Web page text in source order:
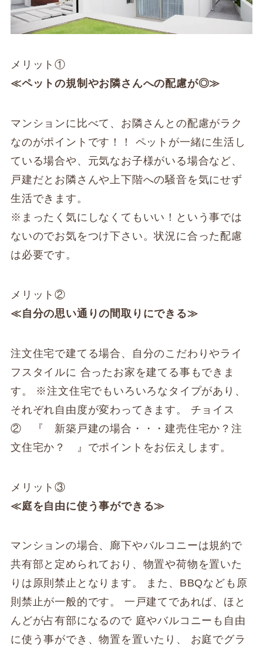
メリット①
≪ペットの規制やお隣さんへの配慮が◎≫
マンションに比べて、お隣さんとの配慮がラク
なのがポイントです！！ ペットが一緒に生活し
ている場合や、元気なお子様がいる場合など、
戸建だとお隣さんや上下階への騒音を気にせず
生活できます。
※まったく気にしなくてもいい！という事では
ないのでお気をつけ下さい。状況に合った配慮
は必要です。
メリット②
≪自分の思い通りの間取りにできる≫
注文住宅で建てる場合、自分のこだわりやライ
フスタイルに 合ったお家を建てる事もできま
す。 ※注文住宅でもいろいろなタイプがあり、
それぞれ自由度が変わってきます。 チョイス
② 『 新築戸建の場合・・・建売住宅か？注
文住宅か？ 』でポイントをお伝えします。
メリット③
≪庭を自由に使う事ができる≫
マンションの場合、廊下やバルコニーは規約で
共有部と定められており、物置や荷物を置いた
りは原則禁止となります。 また、BBQなども原
則禁止が一般的です。 一戸建てであれば、ほと
んどが占有部になるので 庭やバルコニーも自由
に使う事ができ、物置を置いたり、 お庭でグラ